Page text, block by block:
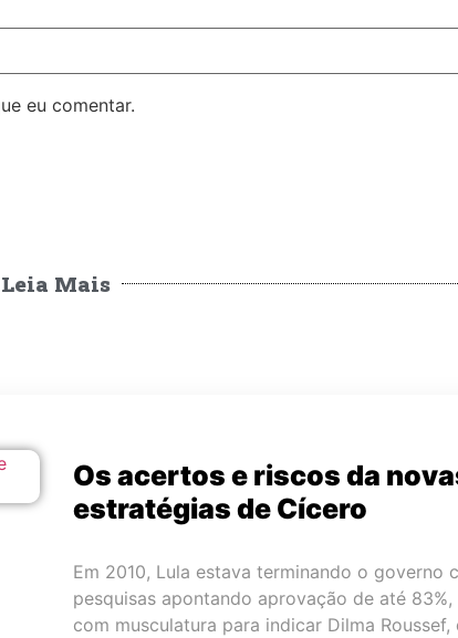
eu comentar.
Leia Mais
Os acertos e riscos da
estratégias de Cícero
Em 2010, Lula estava terminando o governo
pesquisas apontando aprovação de até 83%,
com musculatura para indicar Dilma Roussef,